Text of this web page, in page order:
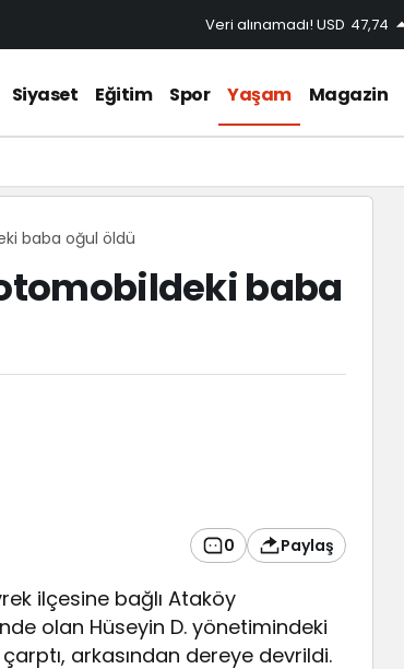
Veri alınamadı! USD 47,74
Siyaset Eğitim Spor Yaşam Magazin
baba oğul öldü
baba
0 Paylaş
ilçesine bağlı Ataköy
olan Hüseyin D. yönetimindeki
arkasından dereye devrildi.